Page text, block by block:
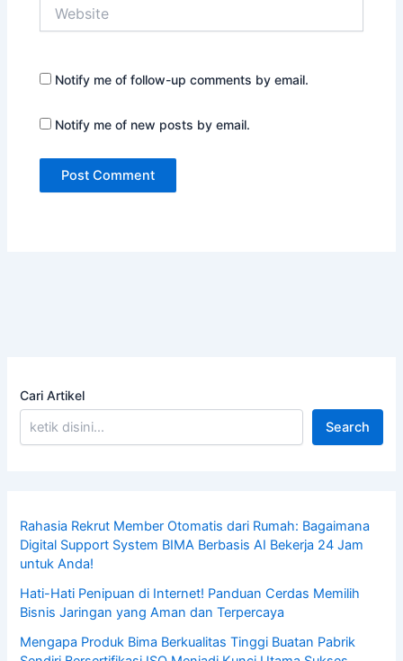
Notify me of follow-up comments by email.
Notify me of new posts by email.
Cari Artikel
Search
Rahasia Rekrut Member Otomatis dari Rumah: Bagaimana
Digital Support System BIMA Berbasis AI Bekerja 24 Jam
untuk Anda!
Hati-Hati Penipuan di Internet! Panduan Cerdas Memilih
Bisnis Jaringan yang Aman dan Terpercaya
Mengapa Produk Bima Berkualitas Tinggi Buatan Pabrik